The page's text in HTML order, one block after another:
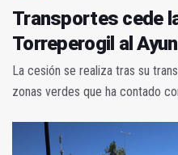
Transportes cede
Torreperogil al
La cesión se realiza tras su
zonas verdes que ha contado